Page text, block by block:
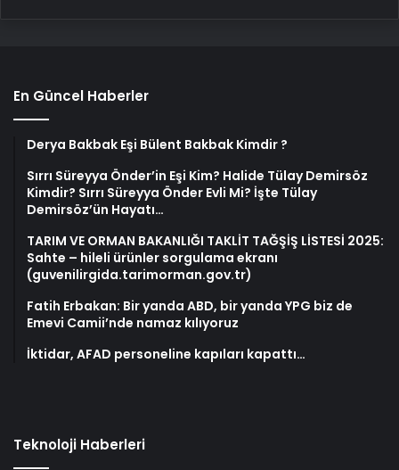
En Güncel Haberler
Derya Bakbak Eşi Bülent Bakbak Kimdir ?
Sırrı Süreyya Önder’in Eşi Kim? Halide Tülay Demirsöz
Kimdir? Sırrı Süreyya Önder Evli Mi? İşte Tülay
Demirsöz’ün Hayatı…
TARIM VE ORMAN BAKANLIĞI TAKLİT TAĞŞİŞ LİSTESİ 2025:
Sahte – hileli ürünler sorgulama ekranı
(guvenilirgida.tarimorman.gov.tr)
Fatih Erbakan: Bir yanda ABD, bir yanda YPG biz de
Emevi Camii’nde namaz kılıyoruz
İktidar, AFAD personeline kapıları kapattı…
Teknoloji Haberleri